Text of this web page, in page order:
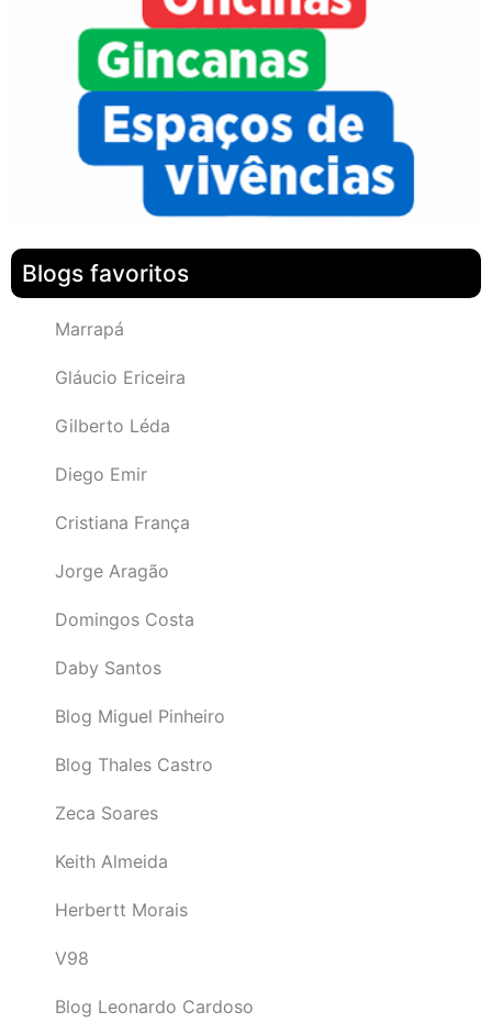
Blogs favoritos
Marrapá
Gláucio Ericeira
Gilberto Léda
Diego Emir
Cristiana França
Jorge Aragão
Domingos Costa
Daby Santos
Blog Miguel Pinheiro
Blog Thales Castro
Zeca Soares
Keith Almeida
Herbertt Morais
V98
Blog Leonardo Cardoso